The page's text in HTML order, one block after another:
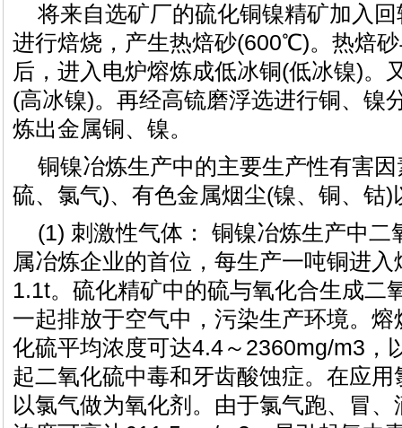
将来自选矿厂的硫化铜镍精矿加入
进行焙烧，产生热焙砂(600℃)。热焙
后，进入电炉熔炼成低冰铜(低冰镍)。
(高冰镍)。再经高锍磨浮选进行铜、镍
炼出金属铜、镍。
铜镍冶炼生产中的主要生产性有害
硫、氯气)、有色金属烟尘(镍、铜、钴
(1) 刺激性气体： 铜镍冶炼生产中二
属冶炼企业的首位，每生产一吨铜进
1.1t。硫化精矿中的硫与氧化合生成二
一起排放于空气中，污染生产环境。
化硫平均浓度可达4.4～2360mg/m3，
起二氧化硫中毒和牙齿酸蚀症。在应
以氯气做为氧化剂。由于氯气跑、冒